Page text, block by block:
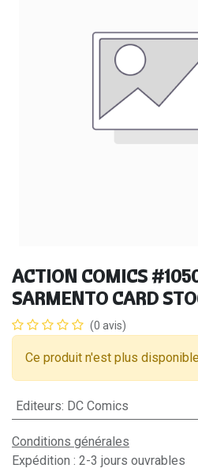
ACTION COMICS
SARMENTO CARD
(0 avis)
Ce produit n'est plus
Editeurs: DC Comics
Conditions générales
Expédition : 2-3 jours ouvrables